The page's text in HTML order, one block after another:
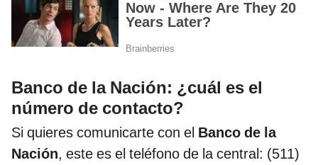
Banco de la Nación: ¿cuál es el
número de contacto?
Si quieres comunicarte con el Banco de la
Nación, este es el teléfono de la central: (511)